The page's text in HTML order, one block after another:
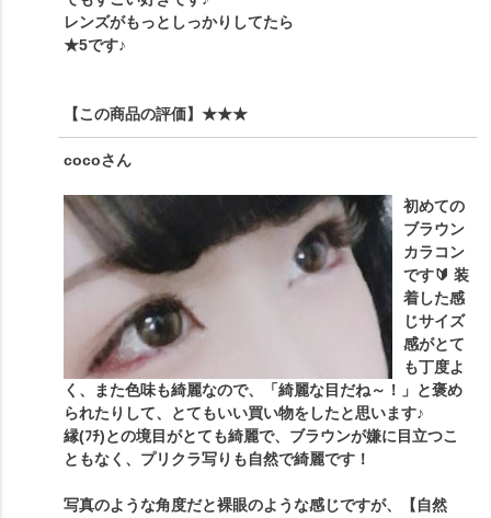
レンズがもっとしっかりしてたら
★5です♪
【この商品の評価】 ★★★
cocoさん
初めての
ブラウン
カラコン
です🔰 装
着した感
じサイズ
感がとて
も丁度よ
く、また色味も綺麗なので、「綺麗な目だね～！」と褒め
られたりして、とてもいい買い物をしたと思います♪
縁(ﾌﾁ)との境目がとても綺麗で、ブラウンが嫌に目立つこ
ともなく、プリクラ写りも自然で綺麗です！
写真のような角度だと裸眼のような感じですが、【自然